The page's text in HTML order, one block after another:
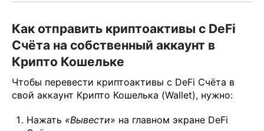
Как отправить криптоактивы с DeFi
Счёта на собственный аккаунт в
Крипто Кошельке
Чтобы перевести криптоактивы с DeFi Счёта в
свой аккаунт Крипто Кошелька (Wallet), нужно:
Нажать «Вывести» на главном экране DeFi